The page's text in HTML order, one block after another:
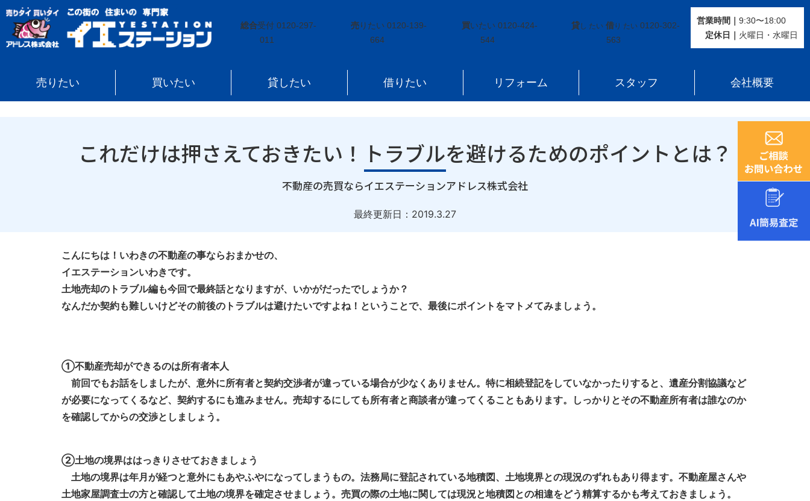
総合受付 0120-297-
011
売りたい 0120-139-
664
買いたい 0120-424-
544
貸し たい 借り たい 0120-302-
563
営業時間｜ 9:30〜18:00
定休⽇｜ 火曜⽇・水曜⽇
売りたい 買いたい 貸したい 借りたい リフォーム スタッフ 会社概要
イエステーション » 投稿トップ
これだけは押さえておきたい！トラブルを避けるためのポイントとは？
｜
不動産の売買ならイエステーションアドレス株式会社
最終更新日： 2019.3.27
こんにちは！いわきの不動産の事ならおまかせの、
イエステーションいわきです。
土地売却のトラブル編も今回で最終話となりますが、いかがだったでしょうか？
なんだか契約も難しいけどその前後のトラブルは避けたいですよね！ということで、最後にポイントをマトメてみましょう。
①不動産売却ができるのは所有者本人
前回でもお話をしましたが、意外に所有者と契約交渉者が違っている場合が少なくありません。特に相続登記をしていなかったりすると、遺産分割協議など
が必要になってくるなど、契約するにも進みません。売却するにしても所有者と商談者が違ってくることもあります。しっかりとその不動産所有者は誰なのか
を確認してからの交渉としましょう。
②土地の境界ははっきりさせておきましょう
土地の境界は年月が経つと意外にもあやふやになってしまうもの。法務局に登記されている地積図、土地境界との現況のずれもあり得ます。不動産屋さんや
土地家屋調査士の方と確認して土地の境界を確定させましょう。売買の際の土地に関しては現況と地積図との相違をどう精算するかも考えておきましょう。